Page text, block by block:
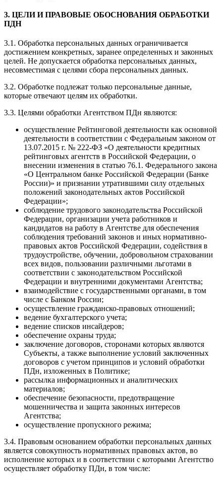
3. ЦЕЛИ И ПРАВОВЫЕ ОБОСНОВАНИЯ ОБРАБОТКИ
ПДН
3.1. Обработка персональных данных ограничивается
достижением конкретных, заранее определенных и законных
целей. Не допускается обработка персональных данных,
несовместимая с целями сбора персональных данных.
3.2. Обработке подлежат только персональные данные,
которые отвечают целям их обработки.
3.3. Целями обработки Агентством ПДн являются:
осуществление Рейтинговой деятельности как основной
деятельности в соответствии с Федеральным законом от
13.07.2015 г. № 222-ФЗ «О деятельности кредитных
рейтинговых агентств в Российской Федерации, о
внесении изменения в статью 76.1. Федерального закона
«О Центральном банке Российской Федерации (Банке
России)» и признании утратившими силу отдельных
положений законодательных актов Российской
Федерации»;
соблюдение трудового законодательства Российской
Федерации, организации учета работников и
кандидатов на работу в Агентстве для обеспечения
соблюдения требований законов и иных нормативно-
правовых актов Российской Федерации, содействия в
трудоустройстве, обучении, добровольном страховании
всех видов, пользовании различными льготами в
соответствии с законодательством Российской
Федерации и внутренними документами Агентства;
взаимодействие с государственными органами, в том
числе с Банком России;
осуществление гражданско-правовых отношений;
ведение бухгалтерского учета;
ведение списков инсайдеров;
обеспечение охраны труда;
заключение договоров, сторонами которых являются
Субъекты, а также выполнение условий заключенных
договоров с учетом принципов и условий обработки
ПДн, изложенных в Политике;
рассылка информационных и аналитических
материалов;
обеспечение безопасности, предотвращение
мошенничества и защита законных интересов
Агентства;
осуществление пропускного режима;
3.4. Правовым основанием обработки персональных данных
является совокупность нормативных правовых актов, во
исполнение которых и в соответствии с которыми Агентство
осуществляет обработку ПДн, в том числе: